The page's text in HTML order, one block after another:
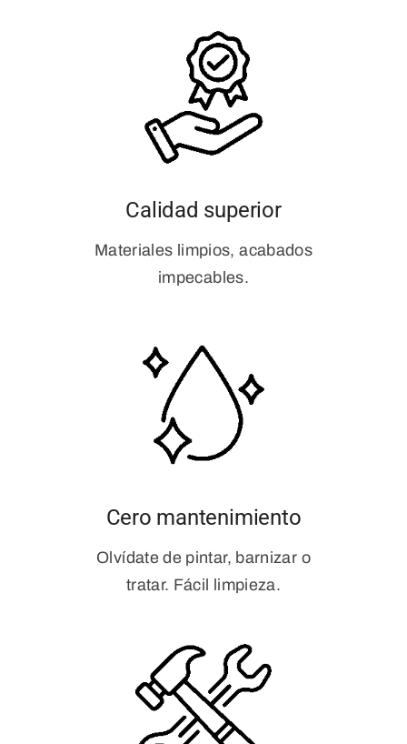
Calidad superior
Materiales limpios, acabados
impecables.
Cero mantenimiento
Olvídate de pintar, barnizar o
tratar. Fácil limpieza.